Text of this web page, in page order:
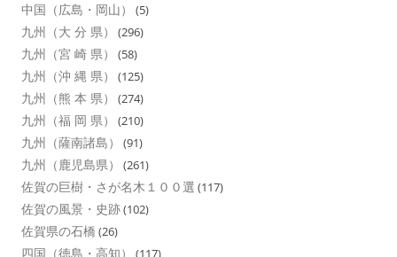
中国（広島・岡山） (5)
九州（大 分 県） (296)
九州（宮 崎 県） (58)
九州（沖 縄 県） (125)
九州（熊 本 県） (274)
九州（福 岡 県） (210)
九州（薩南諸島） (91)
九州（鹿児島県） (261)
佐賀の巨樹・さが名木１００選 (117)
佐賀の風景・史跡(102)
佐賀県の石橋 (26)
四国（徳島・高知） (117)